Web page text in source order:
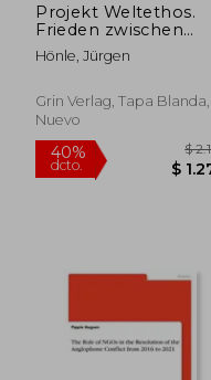
50%
dcto.
Projekt Weltethos.
Frieden zwischen
Idee und Realität (en
Alemán)
Hönle, Jürgen
Grin Verlag, Tapa Blanda,
Nuevo